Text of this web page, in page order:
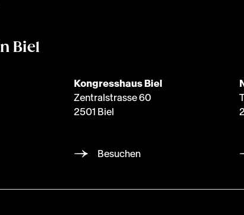
Biel
Kongresshaus Biel
Zentralstrasse 60
2501 Biel
Besuchen